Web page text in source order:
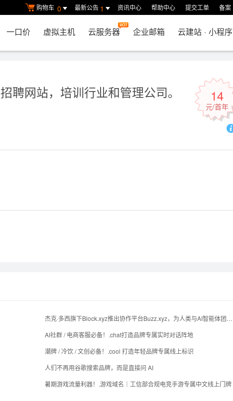
购物车 0 最新公告 1 资讯中心 帮助中心 提交工单 备案
一口价 虚拟主机 云服务器 企业邮箱 云建站 · 小程序
聘网站，培训行业和管理公司。 14
元/首年
杰克·多西旗下Block.xyz推出协作平台Buzz.xyz，为人类与AI智能体团队打造共享工作空间
AI社群 / 电商客服必备！.chat打造品牌专属实时对话阵地
潮牌 / 冷饮 / 文创必备！.cool 打造年轻品牌专属线上标识
人们不再用谷歌搜索品牌，而是直接问 AI
暑期游戏流量利器！.游戏域名｜工信部合规电竞手游专属中文线上门牌